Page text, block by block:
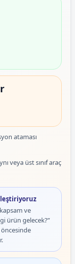
ataması
veya üst sınıf araç
ve
ürün gelecek?”
öncesinde